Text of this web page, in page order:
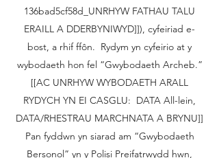
136bad5cf58d_UNRHYW FATHAU TALU
ERAILL A DDERBYNIWYD]]), cyfeiriad e-
bost, a rhif ffôn. Rydym yn cyfeirio at y
wybodaeth hon fel “Gwybodaeth Archeb.”
[[AC UNRHYW WYBODAETH ARALL
RYDYCH YN EI CASGLU: DATA All-lein,
DATA/RHESTRAU MARCHNATA A BRYNU]]
Pan fyddwn yn siarad am “Gwybodaeth
Bersonol” yn y Polisi Preifatrwydd hwn,